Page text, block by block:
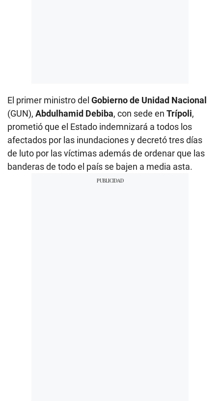
El primer ministro del Gobierno de Unidad Nacional
(GUN), Abdulhamid Debiba, con sede en Trípoli,
prometió que el Estado indemnizará a todos los
afectados por las inundaciones y decretó tres días
de luto por las víctimas además de ordenar que las
banderas de todo el país se bajen a media asta.